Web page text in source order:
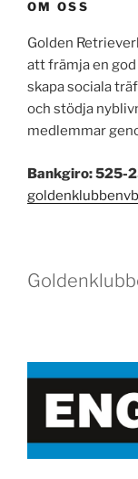
OM OSS
Golden
att främja en god
skapa sociala
och stödja
medlemmar
Bankgiro: 525-